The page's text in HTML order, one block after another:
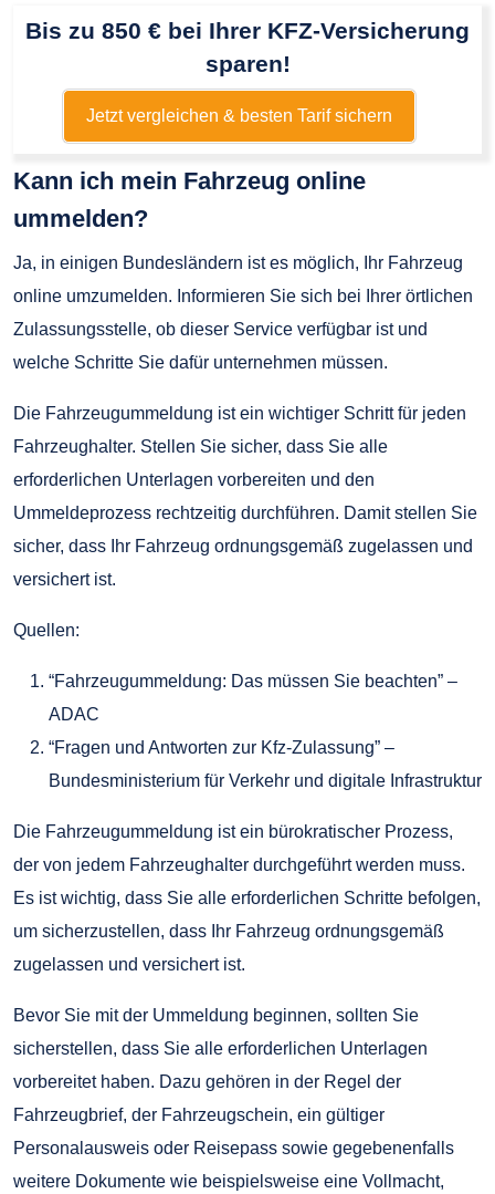
Bis zu 850 € bei Ihrer KFZ-Versicherung
sparen!
Jetzt vergleichen & besten Tarif sichern
Kann ich mein Fahrzeug online
ummelden?
Ja, in einigen Bundesländern ist es möglich, Ihr Fahrzeug
online umzumelden. Informieren Sie sich bei Ihrer örtlichen
Zulassungsstelle, ob dieser Service verfügbar ist und
welche Schritte Sie dafür unternehmen müssen.
Die Fahrzeugummeldung ist ein wichtiger Schritt für jeden
Fahrzeughalter. Stellen Sie sicher, dass Sie alle
erforderlichen Unterlagen vorbereiten und den
Ummeldeprozess rechtzeitig durchführen. Damit stellen Sie
sicher, dass Ihr Fahrzeug ordnungsgemäß zugelassen und
versichert ist.
Quellen:
“Fahrzeugummeldung: Das müssen Sie beachten” –
ADAC
“Fragen und Antworten zur Kfz-Zulassung” –
Bundesministerium für Verkehr und digitale Infrastruktur
Die Fahrzeugummeldung ist ein bürokratischer Prozess,
der von jedem Fahrzeughalter durchgeführt werden muss.
Es ist wichtig, dass Sie alle erforderlichen Schritte befolgen,
um sicherzustellen, dass Ihr Fahrzeug ordnungsgemäß
zugelassen und versichert ist.
Bevor Sie mit der Ummeldung beginnen, sollten Sie
sicherstellen, dass Sie alle erforderlichen Unterlagen
vorbereitet haben. Dazu gehören in der Regel der
Fahrzeugbrief, der Fahrzeugschein, ein gültiger
Personalausweis oder Reisepass sowie gegebenenfalls
weitere Dokumente wie beispielsweise eine Vollmacht,